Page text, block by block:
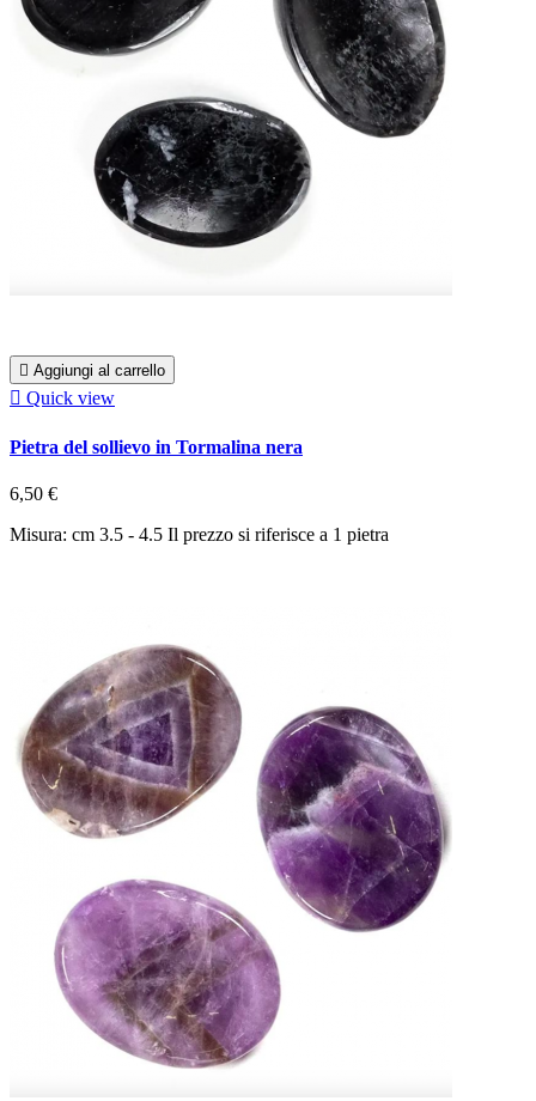
 Aggiungi al carrello
 Quick view
Pietra del sollievo in Tormalina nera
6,50 €
Misura: cm 3.5 - 4.5 Il prezzo si riferisce a 1 pietra